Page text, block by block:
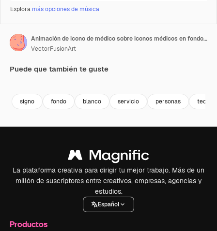
Explora más opciones de música
Animación de icono de médico sobre iconos médicos en fondo blanco
VectorFusionArt
Puede que también te guste
signo fondo blanco servicio personas
La plataforma creativa para dirigir tu mejor trabajo. Más de un
millón de suscriptores entre creativos, empresas, agencias y
estudios.
Español
Productos